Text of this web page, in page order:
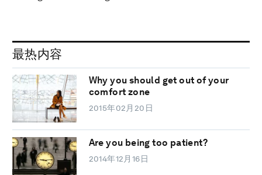
最热内容
Why you should get out of your
comfort zone
2015年02月20日
Are you being too patient?
2014年12月16日